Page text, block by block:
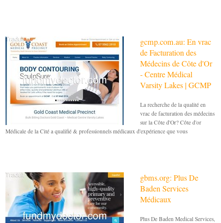
gcmp.com.au: En vrac
de Facturation des
Médecins de Côte d'Or
- Centre Médical
Varsity Lakes | GCMP
La recherche de la qualité en
vrac de facturation des médecins
sur la Côte d'Or? Côte d'or
Médicale de la Cité a qualifié & professionnels médicaux d'expérience que vous
gbms.org: Plus De
Baden Services
Médicaux
Plus De Baden Medical Services,